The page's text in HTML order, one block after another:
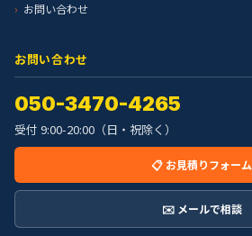
お問い合わせ
お問い合わせ
050-3470-4265
受付 9:00-20:00（日・祝除く）
📋 お見積りフォーム
✉️ メールで相談